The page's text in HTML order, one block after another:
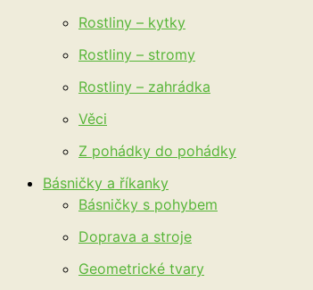
Rostliny – kytky
Rostliny – stromy
Rostliny – zahrádka
Věci
Z pohádky do pohádky
Básničky a říkanky
Básničky s pohybem
Doprava a stroje
Geometrické tvary